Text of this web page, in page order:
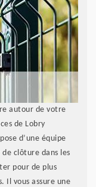
autour de votre
de Lobry
d’une équipe
clôture dans les
pour de plus
Il vous assure une